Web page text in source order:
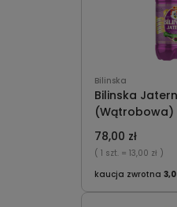
Bilinska
Bilinska
(Wątrobowa)
78,00 zł
( 1 szt. = 13,00 zł )
kaucja zwrotna